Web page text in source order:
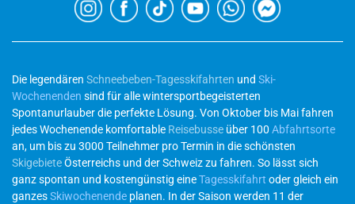
Die legendären Schneebeben-Tagesskifahrten und Ski-
Wochenenden sind für alle wintersportbegeisterten
Spontanurlauber die perfekte Lösung. Von Oktober bis Mai fahren
jedes Wochenende komfortable Reisebusse über 100 Abfahrtsorte
an, um bis zu 3000 Teilnehmer pro Termin in die schönsten
SkigebieteÖsterreichs und der Schweiz zu fahren. So lässt sich
ganz spontan und kostengünstig eineTagesskifahrt oder gleich ein
ganzesSkiwochenende planen. In der Saison werden 11 der